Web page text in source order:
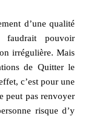
d’une qualité
faudrait pouvoir
irrégulière. Mais
de Quitter le
c’est pour une
peut pas renvoyer
risque d’y